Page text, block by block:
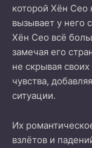
которой Хён Сео
вызывает у него
Хён Сео всё
замечая его
не скрывая
чувства,
ситуации.
Их
взлётов и